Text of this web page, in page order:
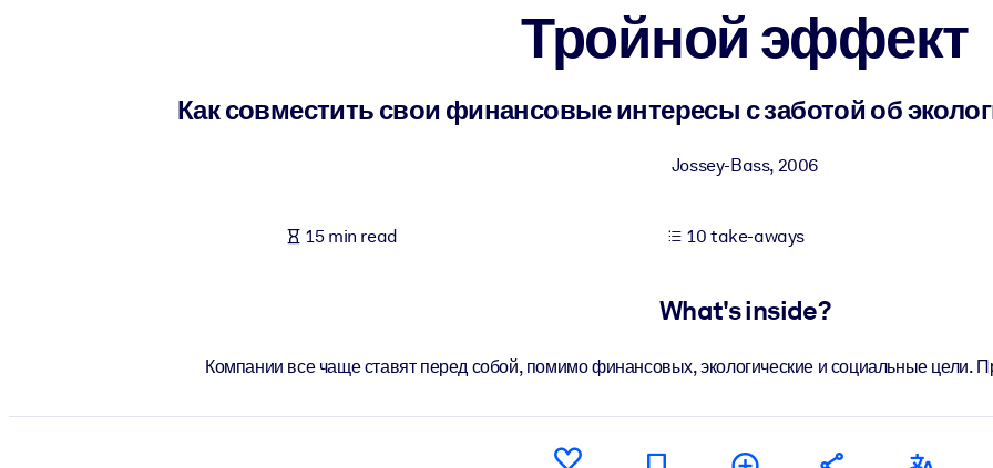
For Corporate Libraries
Fuel your AI systems with reliable, structured knowledge to improve outputs.
Тройной эффект
Как совместить свои финансовые интересы с заботой об
Jossey-Bass, 2006
15 min read 10 take-aways
What's inside?
Компании все чаще ставят перед собой, помимо финансовых, экологические и социальные цели.